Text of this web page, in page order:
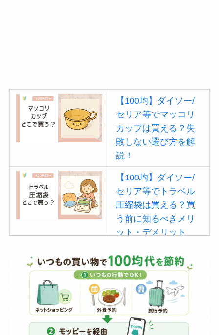
【100均】ダイソー/
セリア等でマッコリ
カップは買える？失
敗しない選び方を解
説！
【100均】ダイソー/
セリア等でトラベル
圧縮袋は買える？買
う前に知るべきメリ
ット・デメリット
【100均】ダイソー/
セリア等でポイズン
リムーバーは買え
る？使い方や選び方
を解説！